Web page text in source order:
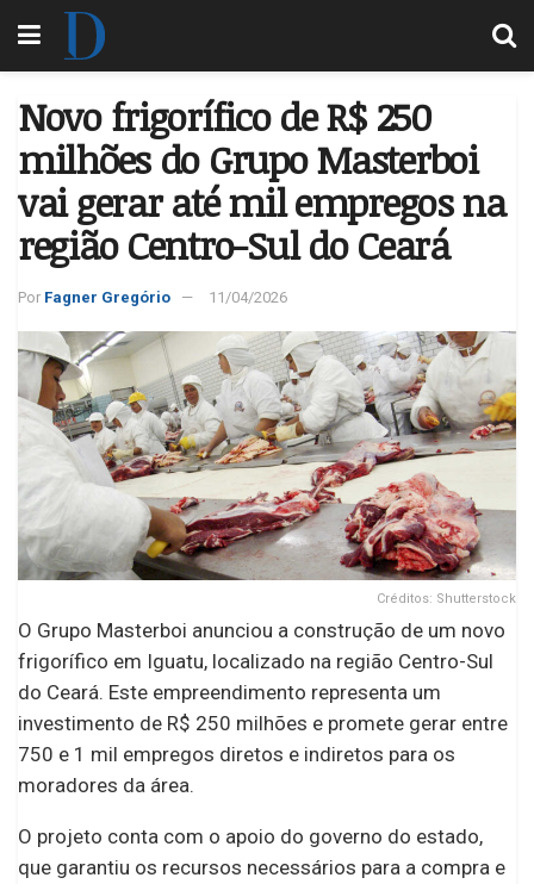
Novo frigorífico de R$ 250
milhões do Grupo Masterboi
vai gerar até mil empregos na
região Centro-Sul do Ceará
Por Fagner Gregório 11/04/2026
Créditos: Shutterstock
O Grupo Masterboi anunciou a construção de um novo
frigorífico em Iguatu, localizado na região Centro-Sul
do Ceará. Este empreendimento representa um
investimento de R$ 250 milhões e promete gerar entre
750 e 1 mil empregos diretos e indiretos para os
moradores da área.
O projeto conta com o apoio do governo do estado,
que garantiu os recursos necessários para a compra e